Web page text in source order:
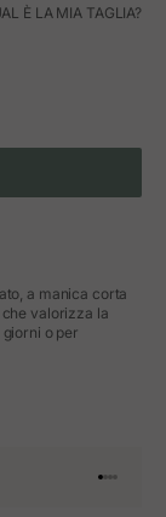
È LA MIA TAGLIA?
a manica corta
valorizza la
o per
Vai
Vai
Vai
Vai